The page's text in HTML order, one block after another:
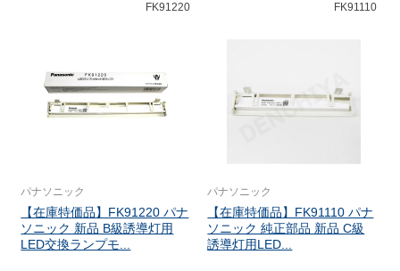
FK91220
パナソニック
【在庫特価品】FK91220 パナ
ソニック 新品 B級誘導灯用
LED交換ランプモ...
FK91110
パナソニック
【在庫特価品】FK91110 パナ
ソニック 純正部品 新品 C級
誘導灯用LED...